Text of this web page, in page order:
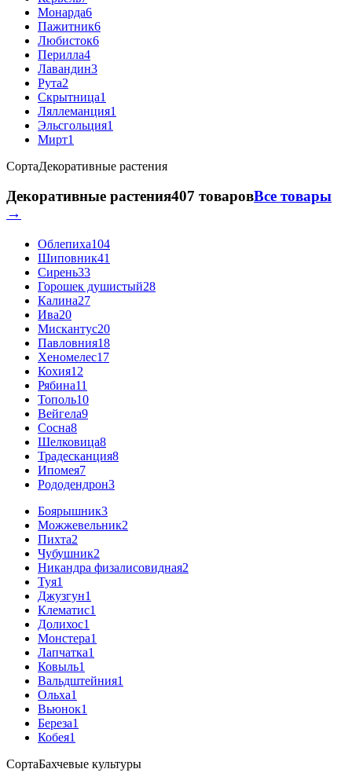
Монарда6
Пажитник6
Любисток6
Перилла4
Лавандин3
Рута2
Скрытница1
Ляллеманция1
Эльсгольция1
Мирт1
СортаДекоративные растения
Декоративные растения407 товаровВсе товары
→
Облепиха104
Шиповник41
Сирень33
Горошек душистый28
Калина27
Ива20
Мискантус20
Павловния18
Хеномелес17
Кохия12
Рябина11
Тополь10
Вейгела9
Сосна8
Шелковица8
Традесканция8
Ипомея7
Рододендрон3
Боярышник3
Можжевельник2
Пихта2
Чубушник2
Никандра физалисовидная2
Туя1
Джузгун1
Клематис1
Долихос1
Монстера1
Лапчатка1
Ковыль1
Вальдштейния1
Ольха1
Вьюнок1
Береза1
Кобея1
СортаБахчевые культуры